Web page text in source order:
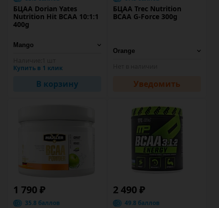
БЦАА Dorian Yates
Nutrition Hit BCAA 10:1:1
400g
Купить в 1 клик
В корзину
БЦАА Trec Nutrition
BCAA G-Force 300g
Уведомить
1 790 ₽
35.8 баллов
2 490 ₽
49.8 баллов